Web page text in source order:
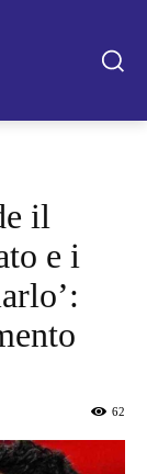
il
e i
62